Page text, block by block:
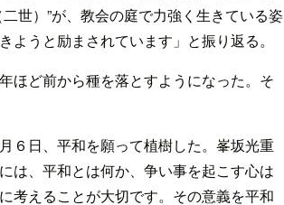
世）”が、教会の庭で力強く生きている姿
うと励まされています」と振り返る。
ほど前から種を落とすようになった。そ
６日、平和を願って植樹した。峯坂光重
は、平和とは何か、争い事を起こす心は
考えることが大切です。その意義を平和